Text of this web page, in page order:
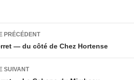
PRÉCÉDENT
— du côté de Chez Hortense
SUIVANT